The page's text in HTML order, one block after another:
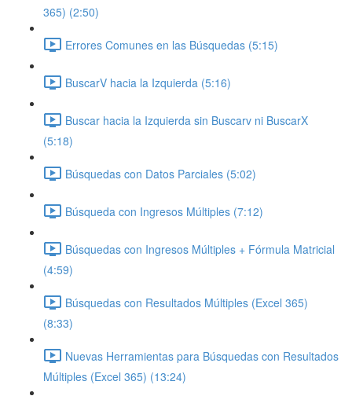
365) (2:50)
Errores Comunes en las Búsquedas (5:15)
BuscarV hacia la Izquierda (5:16)
Buscar hacia la Izquierda sin Buscarv ni BuscarX
(5:18)
Búsquedas con Datos Parciales (5:02)
Búsqueda con Ingresos Múltiples (7:12)
Búsquedas con Ingresos Múltiples + Fórmula Matricial
(4:59)
Búsquedas con Resultados Múltiples (Excel 365)
(8:33)
Nuevas Herramientas para Búsquedas con Resultados
Múltiples (Excel 365) (13:24)